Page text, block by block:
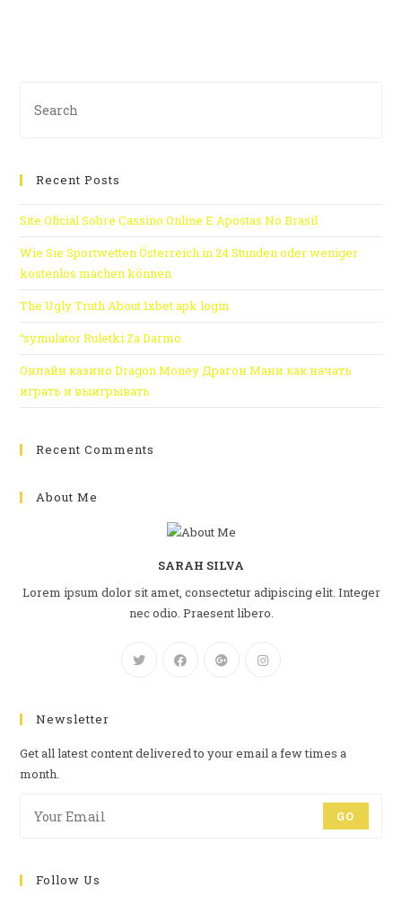
Recent Posts
Site Oficial Sobre Cassino Online E Apostas No Brasil
Wie Sie Sportwetten Österreich in 24 Stunden oder weniger
kostenlos machen können
The Ugly Truth About 1xbet apk login
“symulator Ruletki Za Darmo
Онлайн казино Dragon Money Драгон Мани как начать
играть и выигрывать
Recent Comments
About Me
SARAH SILVA
Lorem ipsum dolor sit amet, consectetur adipiscing elit. Integer
nec odio. Praesent libero.
Newsletter
Get all latest content delivered to your email a few times a
month.
GO
Follow Us